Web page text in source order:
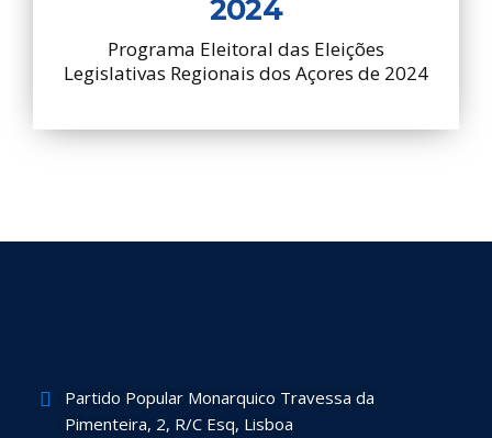
2024
Programa Eleitoral das Eleições
Legislativas Regionais dos Açores de 2024
Partido Popular Monarquico Travessa da
Pimenteira, 2, R/C Esq, Lisboa